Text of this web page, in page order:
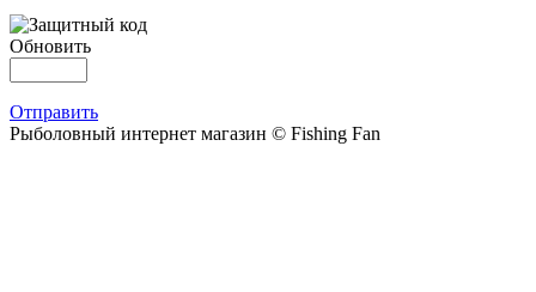
Обновить
Отправить
Рыболовный интернет магазин © Fishing Fan